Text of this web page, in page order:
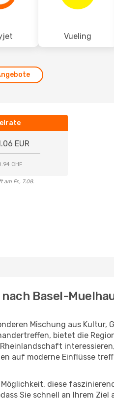
Vueling
EUR
CHF
am Fr., 7.08.
Basel-
Mischung aus Kultur,
bietet die
auf moderne Einflüsse
diese
Sie schnell an Ihrem Ziel